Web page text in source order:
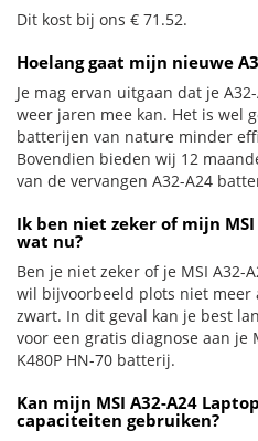
Dit kost bij ons € 71.52.
Hoelang gaat mijn nieuwe
Je mag ervan uitgaan dat je
weer jaren mee kan. Het is wel
batterijen van nature minder
Bovendien bieden wij 12
van de vervangen A32-A24
Ik ben niet zeker of mijn
wat nu?
Ben je niet zeker of je MSI A32-
wil bijvoorbeeld plots niet
zwart. In dit geval kan je best
voor een gratis diagnose aan je
K480P HN-70 batterij.
Kan mijn MSI A32-A24
capaciteiten gebruiken?